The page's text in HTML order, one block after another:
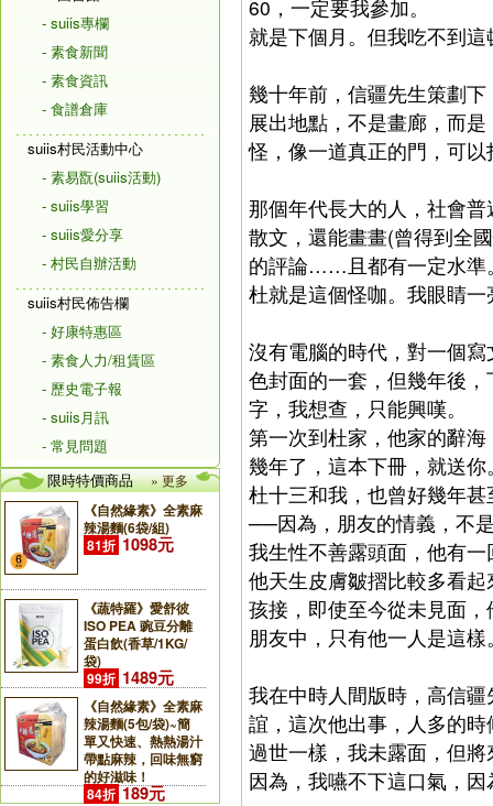
- suiis專欄
- 素食新聞
- 素食資訊
- 食譜倉庫
suiis村民活動中心
- 素易翫(suiis活動)
- suiis學習
- suiis愛分享
- 村民自辦活動
suiis村民佈告欄
- 好康特惠區
- 素食人力/租賃區
- 歷史電子報
- suiis月訊
- 常見問題
限時特價商品
» 更多
《自然緣素》全素麻
辣湯麵(6袋/組)
81折 1098元
《蔬特羅》愛舒彼
ISO PEA 豌豆分離
蛋白飲(香草/1KG/
袋)
99折 1489元
《自然緣素》全素麻
辣湯麵(5包/袋)~簡
單又快速、熱熱湯汁
帶點麻辣，回味無窮
的好滋味！
84折 189元
60，一定要我參加。
就是下個月。但我吃不到
幾十年前，信疆先生策劃
展出地點，不是畫廊，而
怪，像一道真正的門，可
那個年代長大的人，社會
散文，還能畫畫(曾得到全
的評論……且都有一定水準
杜就是這個怪咖。我眼睛
沒有電腦的時代，對一個
色封面的一套，但幾年後
字，我想查，只能興嘆。
第一次到杜家，他家的辭
幾年了，這本下冊，就送你
杜十三和我，也曾好幾年
──因為，朋友的情義，不
我生性不善露頭面，他有
他天生皮膚皺摺比較多看
孩接，即使至今從未見面
朋友中，只有他一人是這
我在中時人間版時，高信
誼，這次他出事，人多的
過世一樣，我未露面，但
因為，我嚥不下這口氣，